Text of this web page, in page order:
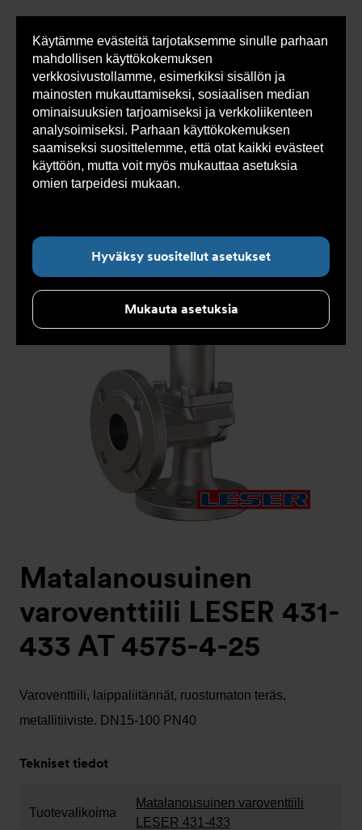
Käytämme evästeitä tarjotaksemme sinulle parhaan
mahdollisen käyttökokemuksen
verkkosivustollamme, esimerkiksi sisällön ja
mainosten mukauttamiseksi, sosiaalisen median
ominaisuuksien tarjoamiseksi ja verkkoliikenteen
analysoimiseksi. Parhaan käyttökokemuksen
saamiseksi suosittelemme, että otat kaikki evästeet
käyttöön, mutta voit myös mukauttaa asetuksia
omien tarpeidesi mukaan.
Hyväksy suositellut asetukset
Mukauta asetuksia
Olet
tässä:
Armatec > Tuotteet > Paineenhallinta
>
Varoventtiilit
> Matalanousuinen varoventtiili
>
Matalanousuinen varoventtiili LESER 431-433
>
Matalanousuinen varoventtiili LESER 431-433 AT 4575-4-25
Matalanousuinen
varoventtiili LESER 431-
433 AT 4575-4-25
Varoventtiili, laippaliitännät, ruostumaton teräs,
metallitiiviste. DN15-100 PN40
Tekniset tiedot
Tuotevalikoima
Matalanousuinen varoventtiili
LESER 431-433